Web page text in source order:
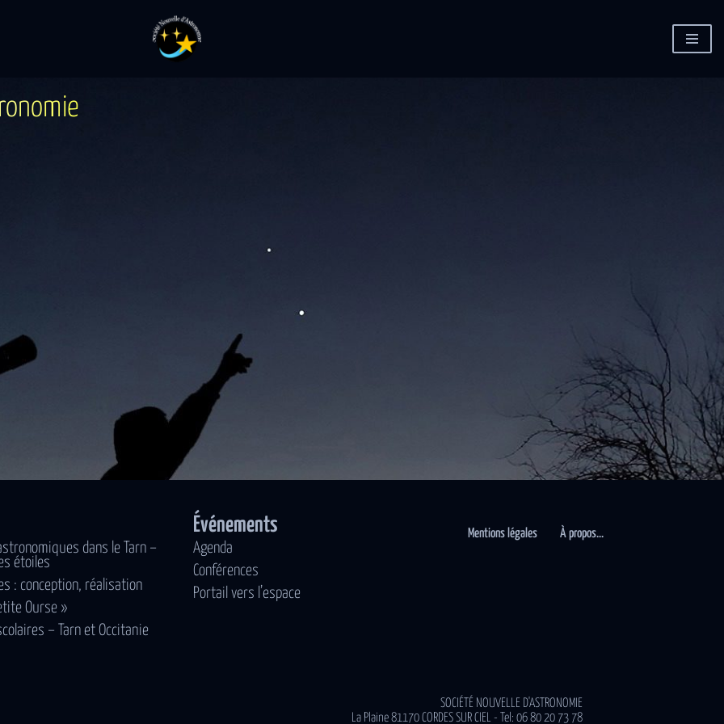
ronomie
dans le Tarn –
étoiles
: conception, réalisation
Ourse »
– Tarn et Occitanie
Événements
Agenda
Conférences
Portail vers l’espace
Mentions légales À propos…
SOCIÉTÉ NOUVELLE D'ASTRONOMIE
La Plaine 81170 CORDES SUR CIEL - Tel: 06 80 20 73 78